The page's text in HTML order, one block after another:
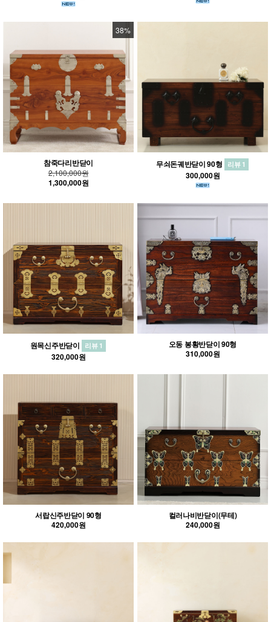
38%
참죽다리반닫이
2,100,000원
1,300,000원
무쇠돈궤반닫이 90형 리뷰 1
300,000원
원목신주반닫이 리뷰 1
320,000원
오동 봉황반닫이 90형
310,000원
서랍신주반닫이 90형
420,000원
컬러나비반닫이(무테)
240,000원